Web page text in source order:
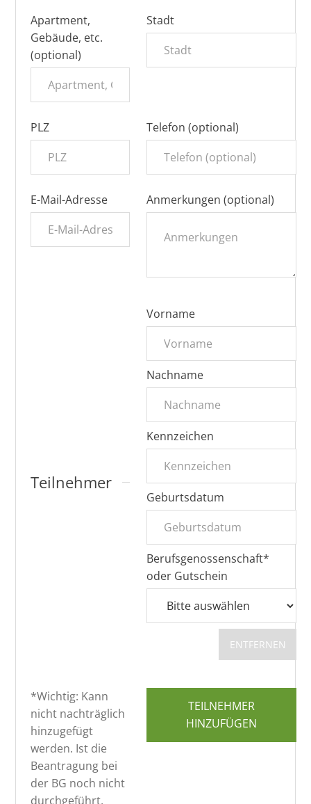
Apartment,
Gebäude, etc.
(optional)
Stadt
PLZ Telefon (optional)
E-Mail-Adresse Anmerkungen (optional)
Teilnehmer
Vorname
Nachname
Kennzeichen
Geburtsdatum
Berufsgenossenschaft*
oder Gutschein
ENTFERNEN
*Wichtig: Kann
nicht nachträglich
hinzugefügt
werden. Ist die
Beantragung bei
der BG noch nicht
durchgeführt,
TEILNEHMER
HINZUFÜGEN